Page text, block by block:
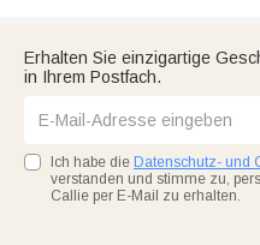
Erhalten Sie einzigartige
in Ihrem Postfach.
Ich habe die Datenschutz- und
verstanden und stimme zu,
Callie per E-Mail zu erhalten.